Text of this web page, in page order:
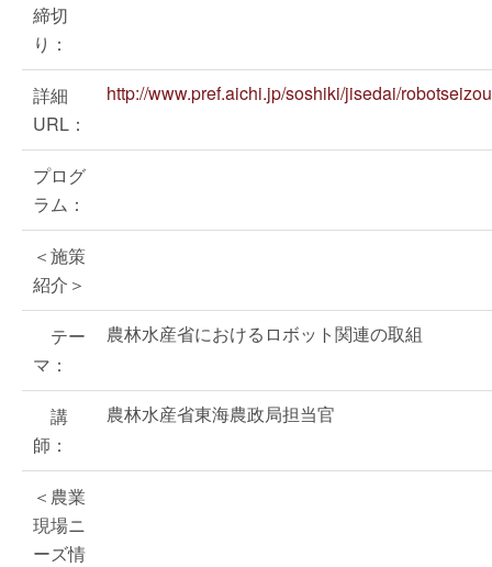
締切
り：
詳細
URL：
http://www.pref.aichi.jp/soshiki/jisedai/
プログ
ラム：
＜施策
紹介＞
テー
マ：
農林水産省におけるロボット関連の取組
講
師：
農林水産省東海農政局担当官
＜農業
現場ニ
ーズ情